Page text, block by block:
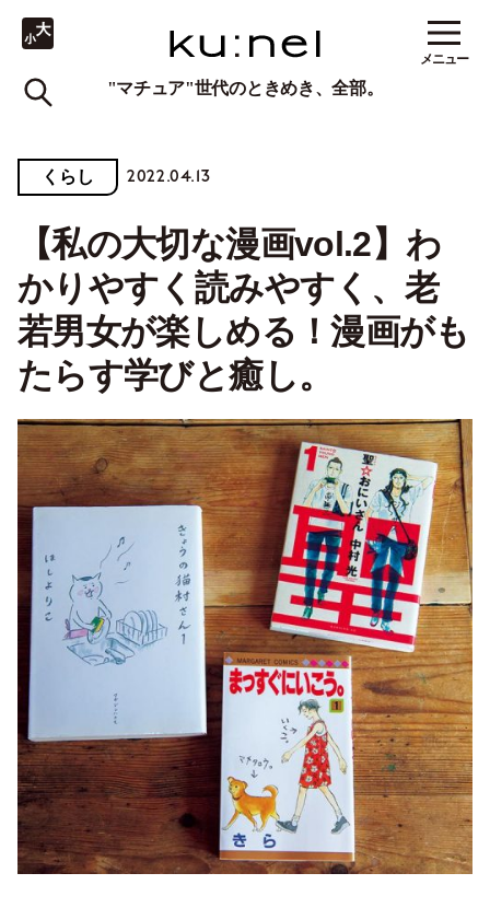
"マチュア"世代のときめき、全部。
メニュー
くらし 2022.04.13
【私の大切な漫画vol.2】わ
かりやすく読みやすく、老
若男女が楽しめる！漫画がも
たらす学びと癒し。